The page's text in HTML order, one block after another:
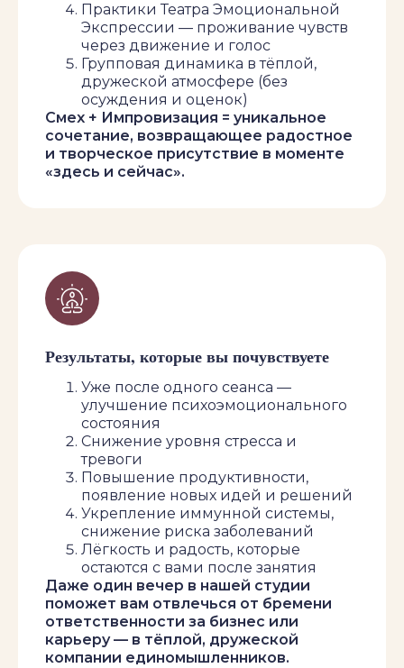
Практики Театра Эмоциональной
Экспрессии — проживание чувств
через движение и голос
Групповая динамика в тёплой,
дружеской атмосфере (без
осуждения и оценок)
Смех + Импровизация = уникальное
сочетание, возвращающее радостное
и творческое присутствие в моменте
«здесь и сейчас».
Результаты, которые вы почувствуете
Уже после одного сеанса —
улучшение психоэмоционального
состояния
Снижение уровня стресса и
тревоги
Повышение продуктивности,
появление новых идей и решений
Укрепление иммунной системы,
снижение риска заболеваний
Лёгкость и радость, которые
остаются с вами после занятия
Даже один вечер в нашей студии
поможет вам отвлечься от бремени
ответственности за бизнес или
карьеру — в тёплой, дружеской
компании единомышленников.
Среда
Дни недели
Калашный пер., д.10
Место
1000 ₽/ разовое занятие
Длительность занятия